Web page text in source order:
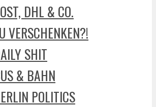
DHL & CO.
VERSCHENKEN?!
SHIT
& BAHN
POLITICS